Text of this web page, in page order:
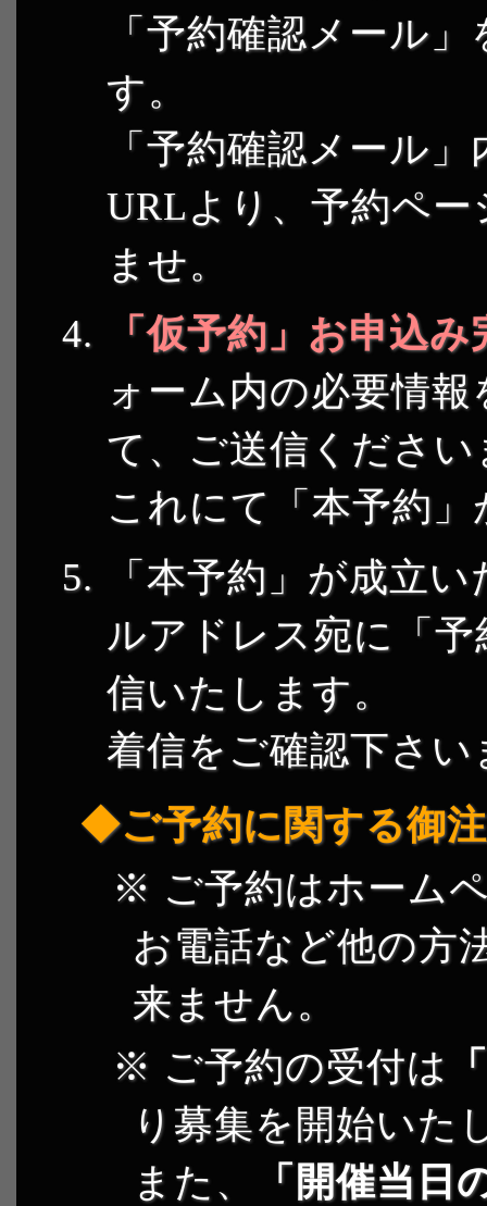
「予約確認メール
す。
「予約確認メール
URLより、予約ペ
ませ。
「仮予約」お申込
ォーム内の必要情
て、ご送信ください
これにて「本予約
「本予約」が成立
ルアドレス宛に「
信いたします。
着信をご確認下さい
ご予約に関する御
ご予約はホーム
お電話など他の方
来ません。
ご予約の受付は
り募集を開始いた
また、
「開催当日